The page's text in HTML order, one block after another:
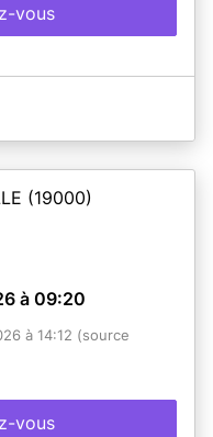
vous
(19000)
à 09:20
à 14:12 (source
vous